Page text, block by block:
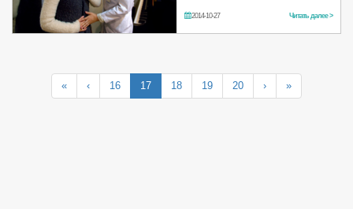
2014-10-27 Читать далее >
« ‹ 16 17 18 19 20 › »